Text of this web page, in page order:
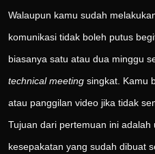
Walaupun kamu sudah
komunikasi tidak boleh putus
biasanya satu atau dua minggu
technical meeting singkat. Kamu
atau panggilan video jika tidak
Tujuan dari pertemuan ini adalah
kesepakatan yang sudah dibuat